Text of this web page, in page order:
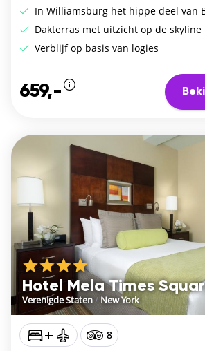
In Williamsburg het hippe deel van
Dakterras met uitzicht op de skyline
Verblijf op basis van logies
659,-
Hotel Mela Times
Verenigde Staten/ New York
8